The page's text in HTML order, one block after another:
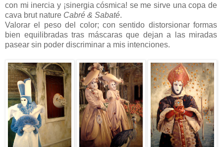
con mi inercia y ¡sinergia cósmica! se me sirve una copa de
cava brut nature Cabré & Sabaté.
Valorar el peso del color; con sentido distorsionar formas
bien equilibradas tras máscaras que dejan a las miradas
pasear sin poder discriminar a mis intenciones.